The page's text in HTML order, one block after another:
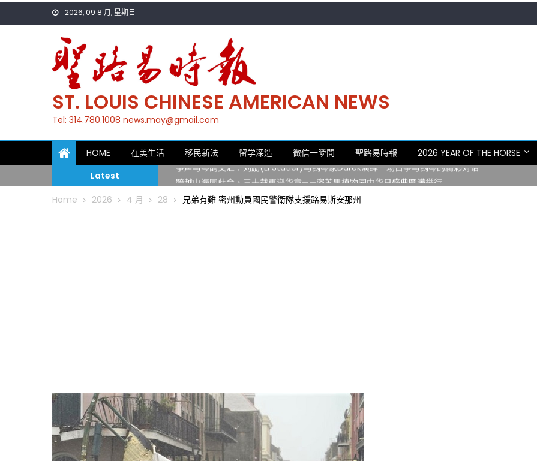
2026, 09 8 月, 星期日
ST. LOUIS CHINESE AMERICAN NEWS
Tel: 314.780.1008 news.may@gmail.com
HOME 在美生活 移民新法 留学深造 微信一瞬間 聖路易時報 2026 YEAR OF THE HORSE
Latest
一晃三十年，初夏又相逢。中华日，等你来赴约 —— 密苏里植物园“中华日三十周年特别报道（五）
筝声与琴韵交汇：刘励(Li Statler)与钢琴家Darek演绎一场古筝与钢琴的精彩对话
跨越山海同此会，三十载再谱华章——密苏里植物园中华日盛典圆满举行
三十二载跨越时空的相逢
Home 2026 4 月 28 兄弟有難 密州動員國民警衛隊支援路易斯安那州